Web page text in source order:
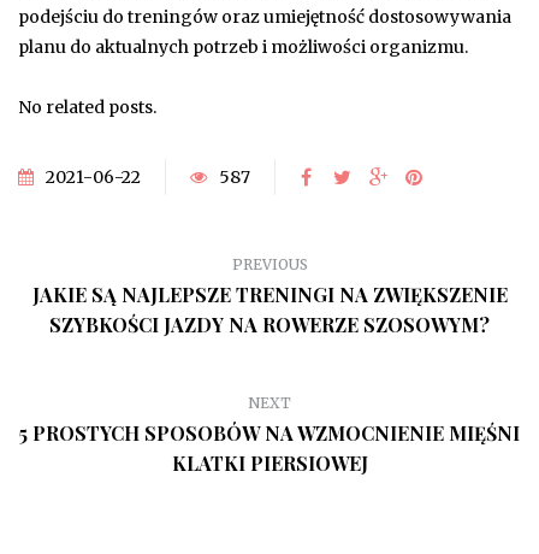
podejściu do treningów oraz umiejętność dostosowywania
planu do aktualnych potrzeb i możliwości organizmu.
No related posts.
2021-06-22 587
PREVIOUS
JAKIE SĄ NAJLEPSZE TRENINGI NA ZWIĘKSZENIE
SZYBKOŚCI JAZDY NA ROWERZE SZOSOWYM?
NEXT
5 PROSTYCH SPOSOBÓW NA WZMOCNIENIE MIĘŚNI
KLATKI PIERSIOWEJ